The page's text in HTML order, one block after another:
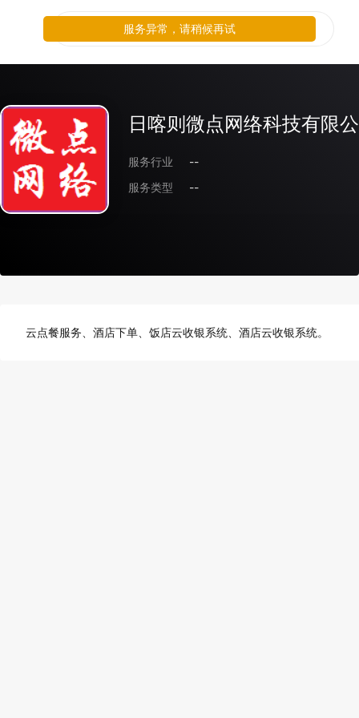
日喀则微点网络科技有限
服务行业
--
服务类型
--
云点餐服务、酒店下单、饭店云收银系统、酒店云收银系统。
服务异常，请稍候再试